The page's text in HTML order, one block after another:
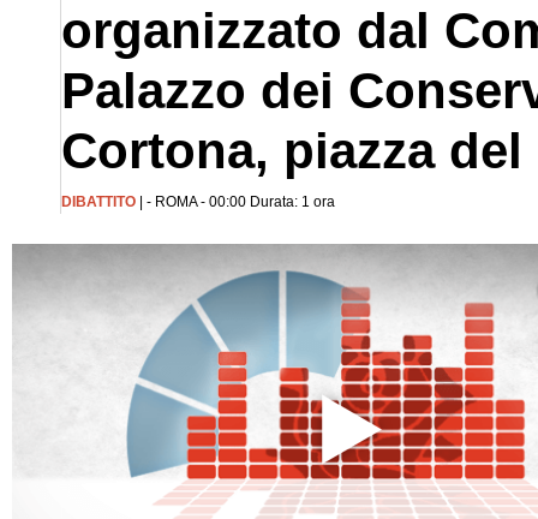
organizzato dal
Palazzo dei
Cortona, piazza
DIBATTITO | - ROMA - 00:00 Durata: 1 ora